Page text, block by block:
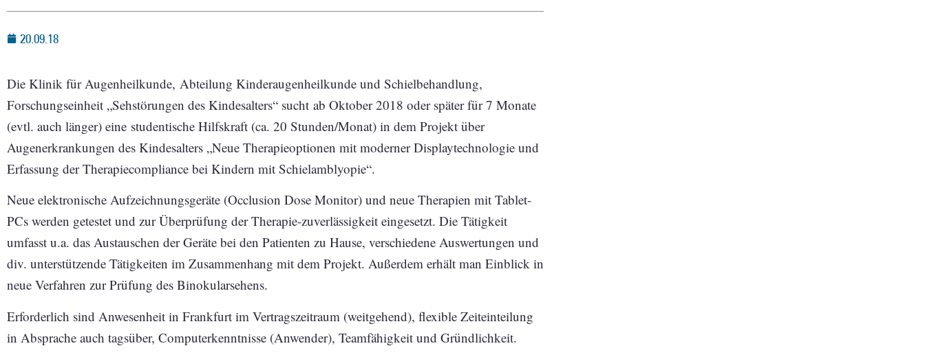
20.09.18
Die Klinik für Augenheilkunde, Abteilung Kinderaugenheilkunde und Schielbehandlung,
Forschungseinheit „Sehstörungen des Kindesalters“ sucht ab Oktober 2018 oder später für 7 Monate
(evtl. auch länger) eine studentische Hilfskraft (ca. 20 Stunden/Monat) in dem Projekt über
Augenerkrankungen des Kindesalters „Neue Therapieoptionen mit moderner Displaytechnologie und
Erfassung der Therapiecompliance bei Kindern mit Schielamblyopie“.
Neue elektronische Aufzeichnungsgeräte (Occlusion Dose Monitor) und neue Therapien mit Tablet-
PCs werden getestet und zur Überprüfung der Therapie-zuverlässigkeit eingesetzt. Die Tätigkeit
umfasst u.a. das Austauschen der Geräte bei den Patienten zu Hause, verschiedene Auswertungen und
div. unterstützende Tätigkeiten im Zusammenhang mit dem Projekt. Außerdem erhält man Einblick in
neue Verfahren zur Prüfung des Binokularsehens.
Erforderlich sind Anwesenheit in Frankfurt im Vertragszeitraum (weitgehend), flexible Zeiteinteilung
in Absprache auch tagsüber, Computerkenntnisse (Anwender), Teamfähigkeit und Gründlichkeit.